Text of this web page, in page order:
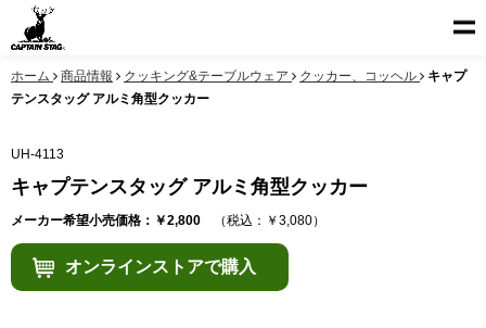
ホーム 商品情報 クッキング&テーブルウェア クッカー、コッヘル
キャプ
テンスタッグ アルミ角型クッカー
UH-4113
キャプテンスタッグ アルミ角型クッカー
メーカー希望小売価格：￥2,800 （税込：￥3,080）
オンラインストアで購入